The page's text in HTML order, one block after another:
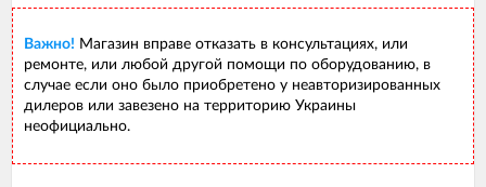
Важно! Магазин вправе отказать в консультациях, или
ремонте, или любой другой помощи по оборудованию, в
случае если оно было приобретено у неавторизированных
дилеров или завезено на территорию Украины
неофициально.